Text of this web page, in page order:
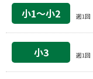
小1〜小2 週1回
小3 週1回